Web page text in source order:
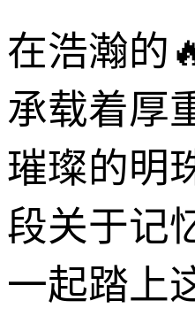
在浩瀚的
承载着厚
璀璨的明
段关于记
一起踏上